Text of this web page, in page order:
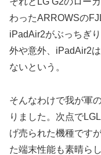
わったARROWSの
iPadAir2がぶっちぎ
外や意外、iPadAir2
ないという。
そんなわけで我が軍
りました。次点で
げ売られた機種です
た端末性能も素晴ら